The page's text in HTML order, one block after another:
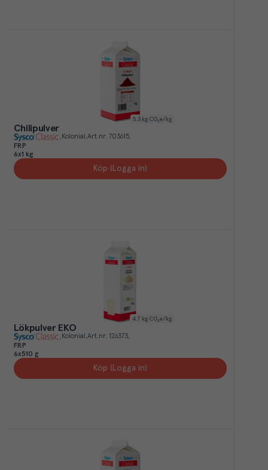
5.3 kg CO₂e/kg
Chilipulver
Kolonial Art.nr. 703615
FRP
6x1 kg
Köp (Logga in)
4.7 kg CO₂e/kg
Lökpulver EKO
Kolonial Art.nr. 126373
FRP
6x510 g
Köp (Logga in)